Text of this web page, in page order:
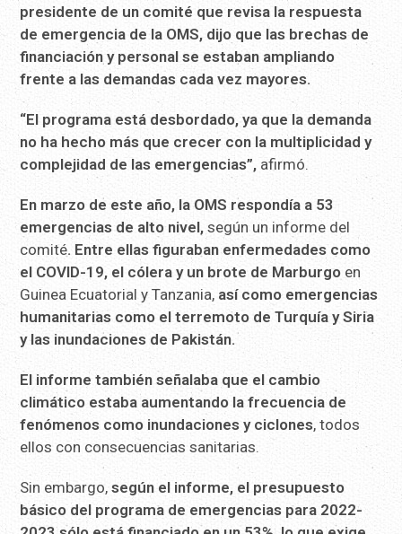
presidente de un comité que revisa la respuesta
de emergencia de la OMS, dijo que las brechas de
financiación y personal se estaban ampliando
frente a las demandas cada vez mayores.
“El programa está desbordado, ya que la demanda
no ha hecho más que crecer con la multiplicidad y
complejidad de las emergencias”, afirmó.
En marzo de este año, la OMS respondía a 53
emergencias de alto nivel, según un informe del
comité. Entre ellas figuraban enfermedades como
el COVID-19, el cólera y un brote de Marburgo en
Guinea Ecuatorial y Tanzania, así como emergencias
humanitarias como el terremoto de Turquía y Siria
y las inundaciones de Pakistán.
El informe también señalaba que el cambio
climático estaba aumentando la frecuencia de
fenómenos como inundaciones y ciclones, todos
ellos con consecuencias sanitarias.
Sin embargo, según el informe, el presupuesto
básico del programa de emergencias para 2022-